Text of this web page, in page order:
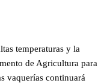
temperaturas y la
de Agricultura para
vaquerías continuará